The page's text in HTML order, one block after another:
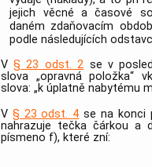
jejich věcné a časové
daném zdaňovacím
podle následujících
V§ 23 odst. 2 se v
slova „opravná položka“
slova: „k úplatně nabytému
V § 23 odst. 4 se na konci
nahrazuje tečka čárkou a
písmeno f), které zní: